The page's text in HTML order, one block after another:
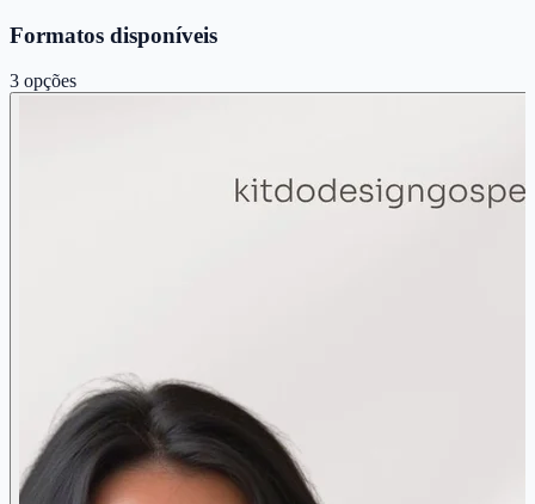
Formatos disponíveis
3 opções